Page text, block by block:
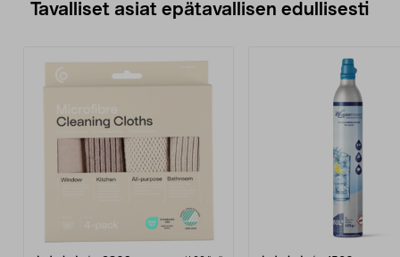
Tavalliset asiat epätavallisen edullisesti